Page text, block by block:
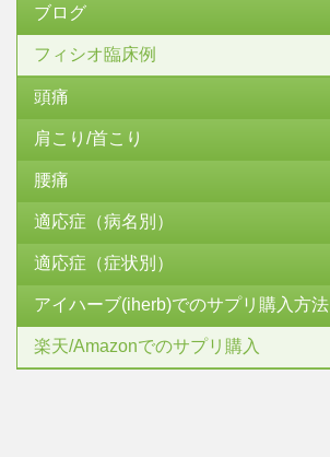
ブログ
フィシオ臨床例
頭痛
肩こり/首こり
腰痛
適応症（病名別）
適応症（症状別）
アイハーブ(iherb)でのサプリ購入方法
楽天/Amazonでのサプリ購入